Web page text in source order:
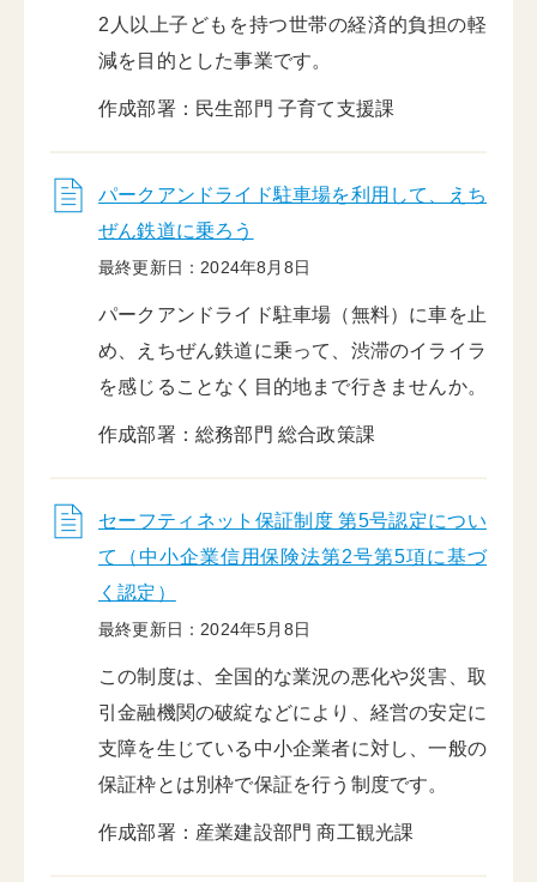
2人以上子どもを持つ世帯の経済的負担の軽
減を目的とした事業です。
作成部署：民生部門 子育て支援課
パークアンドライド駐車場を利用して、えち
ぜん鉄道に乗ろう
最終更新日：2024年8月8日
パークアンドライド駐車場（無料）に車を止
め、えちぜん鉄道に乗って、渋滞のイライラ
を感じることなく目的地まで行きませんか。
作成部署：総務部門 総合政策課
セーフティネット保証制度 第5号認定につい
て（中小企業信用保険法第2号第5項に基づ
く認定）
最終更新日：2024年5月8日
この制度は、全国的な業況の悪化や災害、取
引金融機関の破綻などにより、経営の安定に
支障を生じている中小企業者に対し、一般の
保証枠とは別枠で保証を行う制度です。
作成部署：産業建設部門 商工観光課